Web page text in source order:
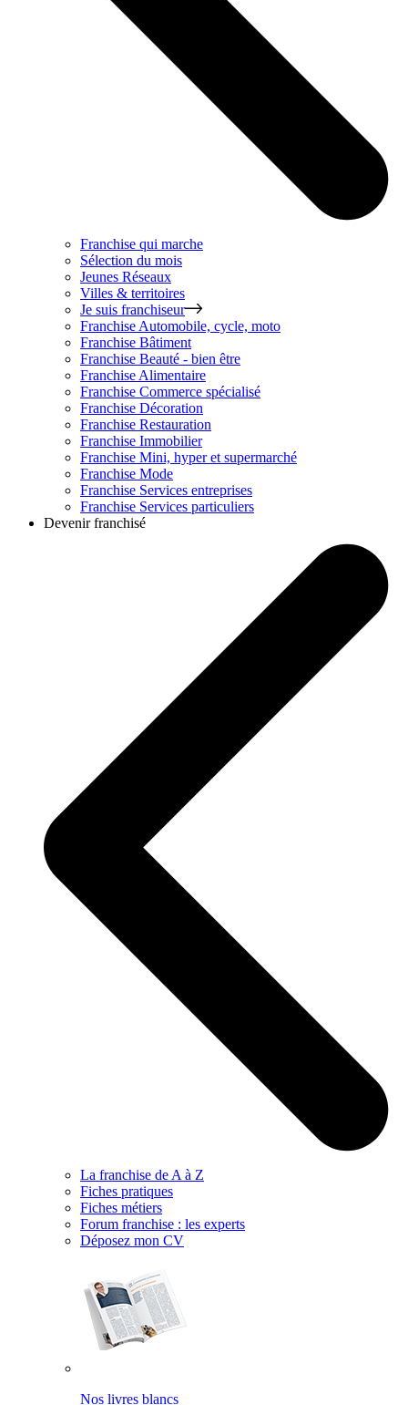
Franchise qui marche
Sélection du mois
Jeunes Réseaux
Villes & territoires
Je suis franchiseur
Franchise Automobile, cycle, moto
Franchise Bâtiment
Franchise Beauté - bien être
Franchise Alimentaire
Franchise Commerce spécialisé
Franchise Décoration
Franchise Restauration
Franchise Immobilier
Franchise Mini, hyper et supermarché
Franchise Mode
Franchise Services entreprises
Franchise Services particuliers
Devenir franchisé
La franchise de A à Z
Fiches pratiques
Fiches métiers
Forum franchise : les experts
Déposez mon CV
Nos livres blancs